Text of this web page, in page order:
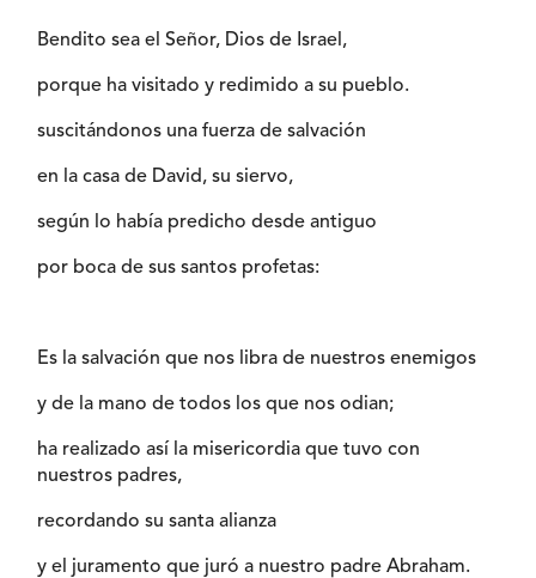
Bendito sea el Señor, Dios de Israel,
porque ha visitado y redimido a su pueblo.
suscitándonos una fuerza de salvación
en la casa de David, su siervo,
según lo había predicho desde antiguo
por boca de sus santos profetas:
Es la salvación que nos libra de nuestros enemigos
y de la mano de todos los que nos odian;
ha realizado así la misericordia que tuvo con
nuestros padres,
recordando su santa alianza
y el juramento que juró a nuestro padre Abraham.